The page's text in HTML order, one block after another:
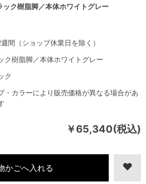
￥65,340(税込)
・カラーにより販売価格が異なる場合があ
間（ショップ休業日を除く）
ク樹脂脚／本体ホワイトグレー
ク
ク樹脂脚／本体ホワイトグレー